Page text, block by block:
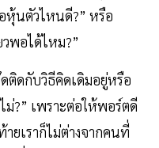
หุ้นตัวไหนดี?” หรือ
พอได้ไหม?”
ดติดกับวิธีคิดเดิมอยู่หรือ
ม่?” เพราะต่อให้พอร์ตดี
ยเราก็ไม่ต่างจากคนที่